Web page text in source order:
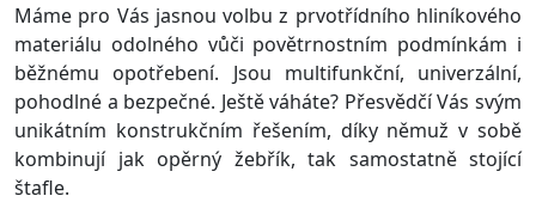
Máme pro Vás jasnou volbu z prvotřídního hliníkového
materiálu odolného vůči povětrnostním podmínkám i
běžnému opotřebení. Jsou multifunkční, univerzální,
pohodlné a bezpečné. Ještě váháte? Přesvědčí Vás svým
unikátním konstrukčním řešením, díky němuž v sobě
kombinují jak opěrný žebřík, tak samostatně stojící
štafle.